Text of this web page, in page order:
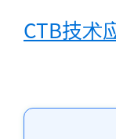
CTB技术